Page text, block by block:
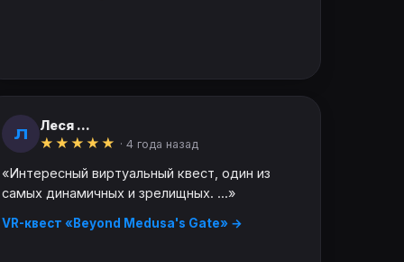
Л
Леся ...
★ ★ ★ ★ ★ · 4 года назад
«Интересный виртуальный квест, один из
самых динамичных и зрелищных. ...»
VR-квест «Beyond Medusa's Gate» →